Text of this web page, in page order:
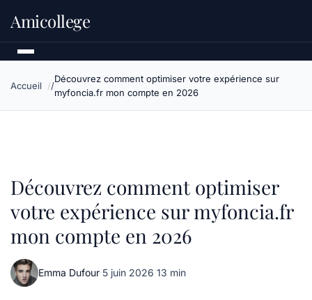
Amicollege
Accueil
Découvrez comment optimiser votre expérience sur
myfoncia.fr mon compte en 2026
Découvrez comment optimiser
votre expérience sur myfoncia.fr
mon compte en 2026
Emma Dufour·5 juin 2026·13 min